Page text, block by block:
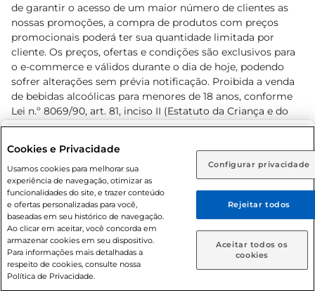
Rio de Janeiro (RJ) Goiás (GO)
Ou
Caso queira comprar online, informe como deseja receber
suas compras:
Entrega em casa Retire em Loja
de garantir o acesso de um maior número de clientes as
nossas promoções, a compra de produtos com preços
promocionais poderá ter sua quantidade limitada por
cliente. Os preços, ofertas e condições são exclusivos para
o e-commerce e válidos durante o dia de hoje, podendo
sofrer alterações sem prévia notificação. Proibida a venda
de bebidas alcoólicas para menores de 18 anos, conforme
Lei n.º 8069/90, art. 81, inciso II (Estatuto da Criança e do
Adolescente). Preços e condições exclusivos para o
prévio. O valor mínimo para as compras on-line é de R$
80,00.
© 2026 Copyright. Todos os direitos
reservados Prezunic.
Cookies e Privacidade
Usamos cookies para melhorar sua
experiência de navegação, otimizar as
funcionalidades do site, e trazer conteúdo
e ofertas personalizadas para você,
baseadas em seu histórico de navegação.
Ao clicar em aceitar, você concorda em
armazenar cookies em seu dispositivo.
Para informações mais detalhadas a
respeito de cookies, consulte nossa
Política de Privacidade.
Configurar privacidade
Rejeitar todos
Aceitar todos os
cookies